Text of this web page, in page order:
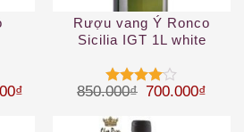
là: 4.200.000₫.
₫ Giá hiện tại là: 3.850.000₫.
Rượu vang Ý Ronco
Sicilia IGT 1L white
Được
45 sao
850.000₫ Giá gốc là:
700.000₫